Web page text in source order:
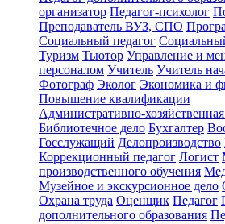
организатор Педагог-психолог
Преподаватель ВУЗ, СПО
Социальный педагог
Туризм Тьютор Управление и
персоналом Учитель Учитель
Фотограф Эколог Экономика и
Повышение квалификации
Административно-хозяйственная
Библиотечное дело Бухгалтер
Госслужащий Делопроизводство
Коррекционный педагог Логист
производственного обучения
Музейное и экскурсионное дело
Охрана труда Оценщик Педагог
дополнительного образования